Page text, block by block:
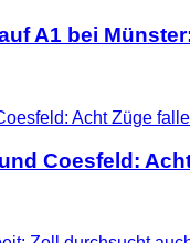
A1 bei
Coesfeld: